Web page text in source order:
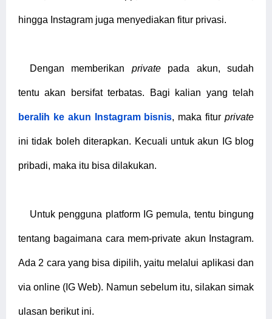
hingga Instagram juga menyediakan fitur privasi.
Dengan memberikan privatepada akun, sudah
tentu akan bersifat terbatas. Bagi kalian yang telah
beralih ke akun Instagram bisnis, maka fiturprivate
ini tidak boleh diterapkan. Kecuali untuk akun IG blog
pribadi, maka itu bisa dilakukan.
Untuk pengguna platform IG pemula, tentu bingung
tentang bagaimana cara mem-private akun Instagram.
Ada 2 cara yang bisa dipilih, yaitu melalui aplikasi dan
via online (IG Web). Namun sebelum itu, silakan simak
ulasan berikut ini.